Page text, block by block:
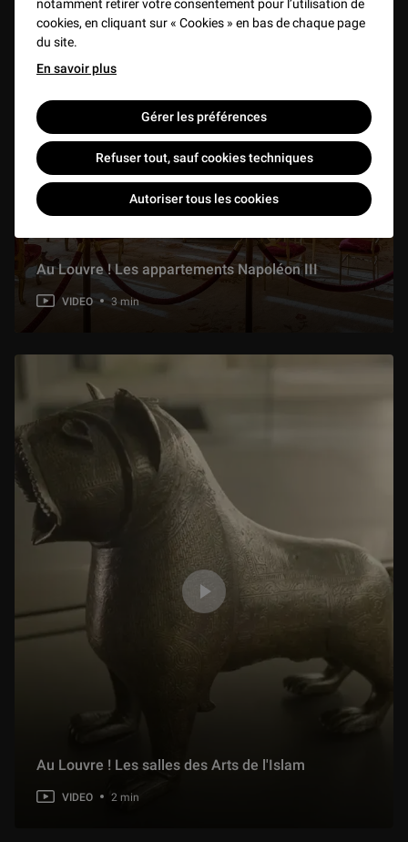
notamment retirer votre consentement pour l’utilisation de
cookies, en cliquant sur « Cookies » en bas de chaque page
du site.
En savoir plus
Gérer les préférences
Refuser tout, sauf cookies techniques
Autoriser tous les cookies
Au Louvre ! Les appartements Napoléon III
VIDEO 3 min
Au Louvre ! Les salles des Arts de l'Islam
VIDEO 2 min